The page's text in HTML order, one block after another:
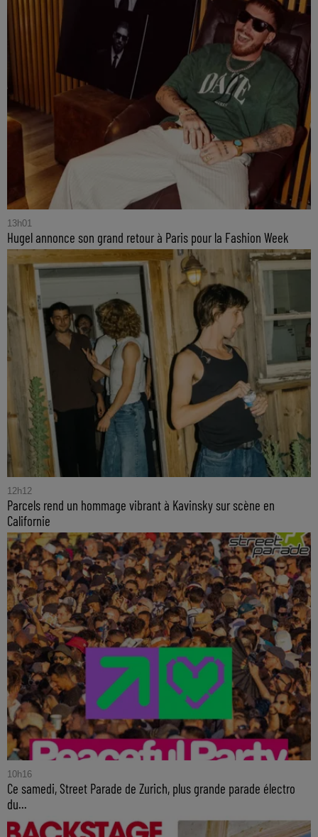
13h01
Hugel annonce son grand retour à Paris pour la Fashion Week
12h12
Parcels rend un hommage vibrant à Kavinsky sur scène en
Californie
10h16
Ce samedi, Street Parade de Zurich, plus grande parade électro
du...